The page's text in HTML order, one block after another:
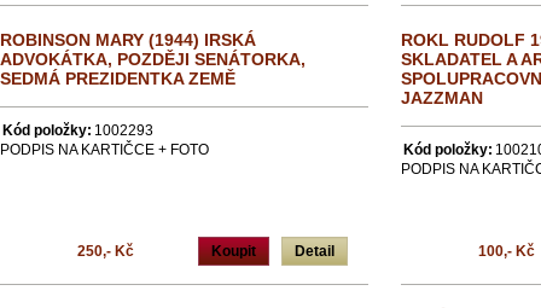
ROBINSON MARY (1944) IRSKÁ
ADVOKÁTKA, POZDĚJI SENÁTORKA,
SEDMÁ PREZIDENTKA ZEMĚ
Kód položky: 1002293
PODPIS NA KARTIČCE + FOTO
Koupit Detail
250,- Kč
ROKL RUDOLF
SKLADATEL A
JAZZMAN
Kód položky:
PODPIS NA
100,- Kč